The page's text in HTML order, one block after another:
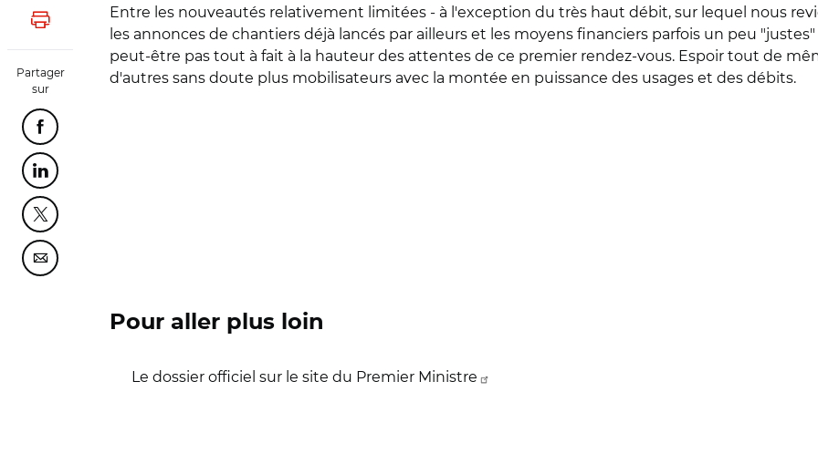
Lancer l'impression
Partager
sur
Partager cette page sur Facebook
Partager cette page sur Linkedin
Partager cette page sur Twitter
Partager cette page sur Courriel
Entre les nouveautés relativement limitées - à l'exception du très haut débit, sur lequel nous
les annonces de chantiers déjà lancés par ailleurs et les moyens financiers parfois un peu
peut-être pas tout à fait à la hauteur des attentes de ce premier rendez-vous. Espoir tout de
d'autres sans doute plus mobilisateurs avec la montée en puissance des usages et des débits.
Pour aller plus loin
Le dossier officiel sur le site du Premier Ministre